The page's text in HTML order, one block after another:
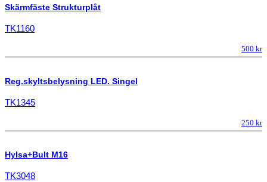
Skärmfäste Strukturplåt
TK1160
500 kr
Reg.skyltsbelysning LED. Singel
TK1345
250 kr
Hylsa+Bult M16
TK3048